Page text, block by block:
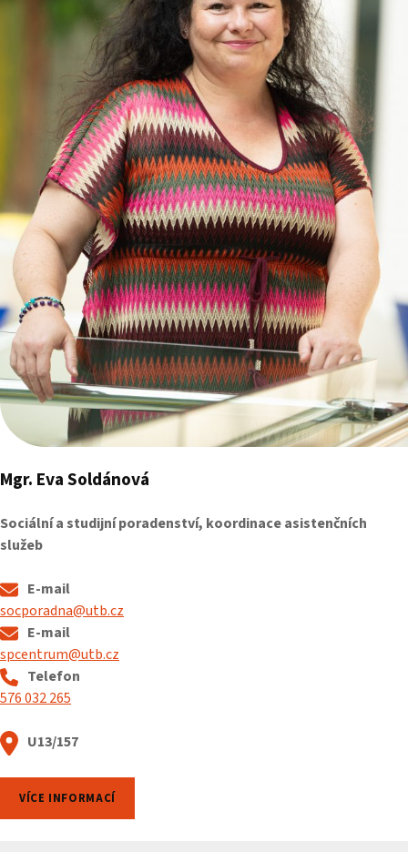
Mgr. Eva Soldánová
Sociální a studijní poradenství, koordinace asistenčních
služeb
E-mail
socporadna@utb.cz
E-mail
spcentrum@utb.cz
Telefon
576 032 265
U13/157
VÍCE INFORMACÍ